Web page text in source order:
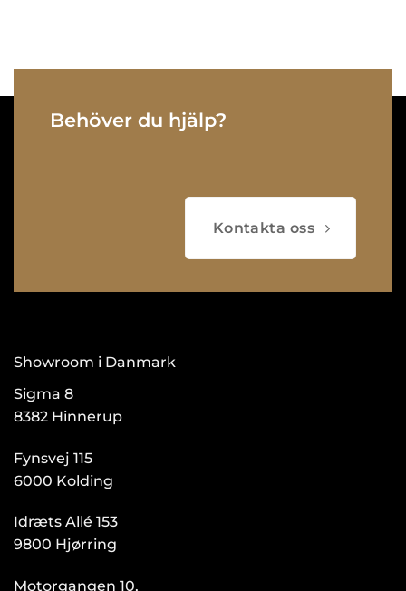
Behöver du hjälp?
Kontakta oss
Showroom i Danmark
Sigma 8
8382 Hinnerup
Fynsvej 115
6000 Kolding
Idræts Allé 153
9800 Hjørring
Motorgangen 10,